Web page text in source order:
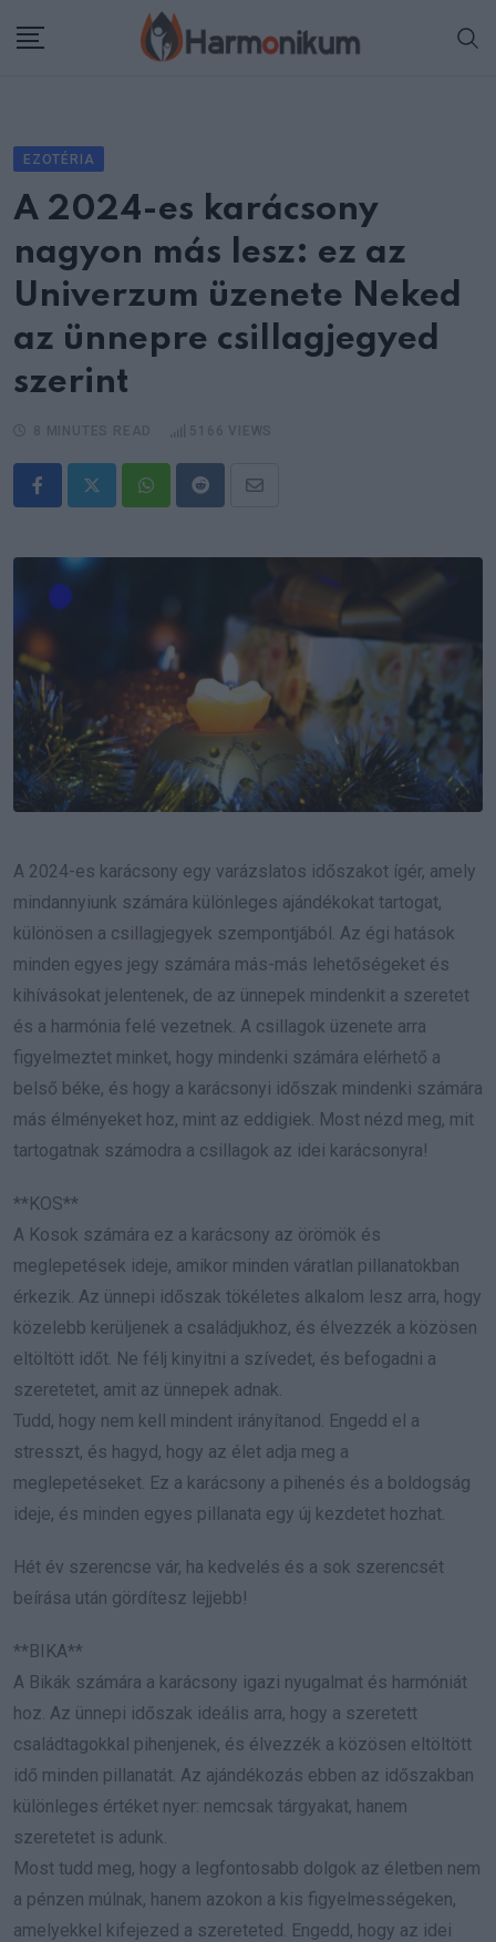
EZOTÉRIA
A 2024-es karácsony
nagyon más lesz: ez az
Univerzum üzenete Neked
az ünnepre csillagjegyed
szerint
WhatsappRedditShare
Email
A 2024-es karácsony egy varázslatos időszakot ígér, amely
mindannyiunk számára különleges ajándékokat tartogat,
különösen a csillagjegyek szempontjából. Az égi hatások
minden egyes jegy számára más-más lehetőségeket és
kihívásokat jelentenek, de az ünnepek mindenkit a szeretet
és a harmónia felé vezetnek. A csillagok üzenete arra
figyelmeztet minket, hogy mindenki számára elérhető a
belső béke, és hogy a karácsonyi időszak mindenki számára
más élményeket hoz, mint az eddigiek. Most nézd meg, mit
tartogatnak számodra a csillagok az idei karácsonyra!
**KOS**
A Kosok számára ez a karácsony az örömök és
meglepetések ideje, amikor minden váratlan pillanatokban
érkezik. Az ünnepi időszak tökéletes alkalom lesz arra, hogy
közelebb kerüljenek a családjukhoz, és élvezzék a közösen
eltöltött időt. Ne félj kinyitni a szívedet, és befogadni a
szeretetet, amit az ünnepek adnak.
Tudd, hogy nem kell mindent irányítanod. Engedd el a
stresszt, és hagyd, hogy az élet adja meg a
meglepetéseket. Ez a karácsony a pihenés és a boldogság
ideje, és minden egyes pillanata egy új kezdetet hozhat.
Hét év szerencse vár, ha kedvelés és a sok szerencsét
beírása után gördítesz lejjebb!
**BIKA**
A Bikák számára a karácsony igazi nyugalmat és harmóniát
hoz. Az ünnepi időszak ideális arra, hogy a szeretett
családtagokkal pihenjenek, és élvezzék a közösen eltöltött
idő minden pillanatát. Az ajándékozás ebben az időszakban
különleges értéket nyer: nemcsak tárgyakat, hanem
szeretetet is adunk.
Most tudd meg, hogy a legfontosabb dolgok az életben nem
a pénzen múlnak, hanem azokon a kis figyelmességeken,
amelyekkel kifejezed a szereteted. Engedd, hogy az idei